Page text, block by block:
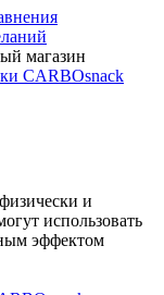
и
использовать
эффектом